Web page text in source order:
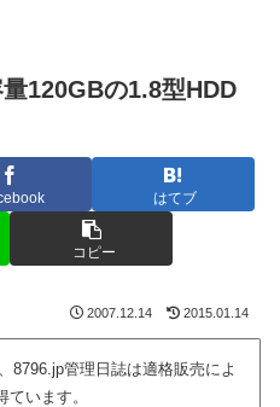
120GBの1.8型HDD
はてブ
コピー
2007.12.14 2015.01.14
8796.jp管理日誌は適格販売によ
ています。